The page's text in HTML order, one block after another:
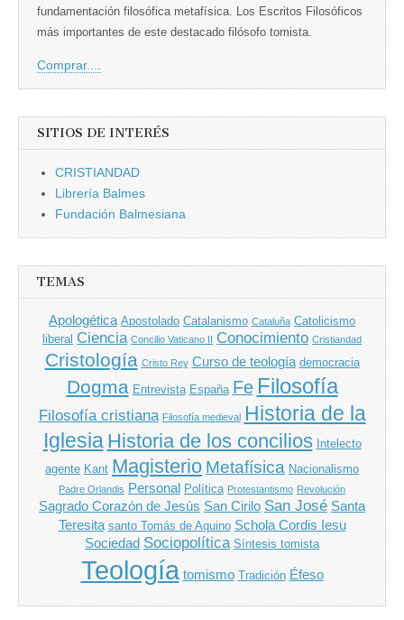
fundamentación filosófica metafísica. Los Escritos Filosóficos
más importantes de este destacado filósofo tomista.
Comprar....
SITIOS DE INTERÉS
CRISTIANDAD
Librería Balmes
Fundación Balmesiana
TEMAS
Apologética Apostolado Catalanismo Cataluña Catolicismo
liberal Ciencia Concilio Vaticano II Conocimiento Cristiandad
Cristología Cristo Rey Curso de teología democracia
Dogma Entrevista España Fe Filosofía
Filosofía cristiana Filosofía medieval Historia de la
Iglesia Historia de los concilios Intelecto
agente Kant Magisterio Metafísica Nacionalismo
Padre Orlandis Personal Política Protestantismo Revolución
Sagrado Corazón de Jesús San Cirilo San José Santa
Teresita santo Tomás de Aquino Schola Cordis Iesu
Sociedad Sociopolítica Síntesis tomista
Teología tomismo Tradición Éfeso